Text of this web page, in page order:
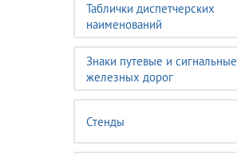
Таблички диспетчерских
наименований
Знаки путевые и сигнальные
железных дорог
Стенды